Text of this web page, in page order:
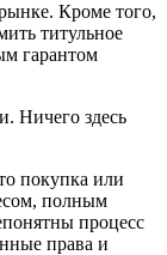
Кроме того,
титульное
гарантом
Ничего здесь
покупка или
полным
процесс
права и